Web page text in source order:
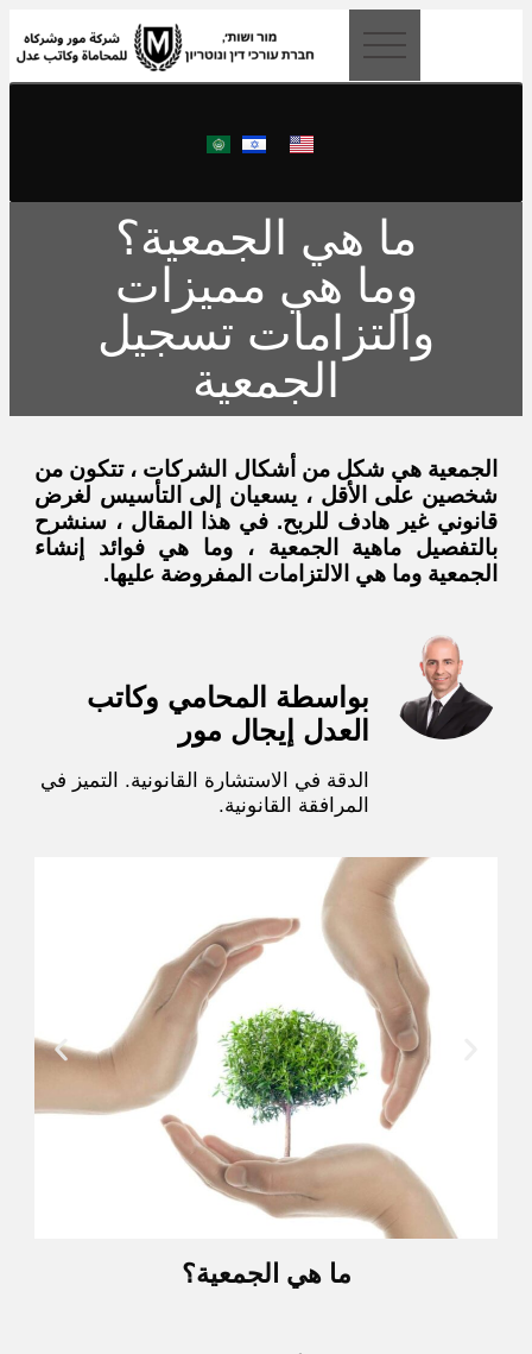
ما هي الجمعية؟
وما هي مميزات
والتزامات تسجيل
الجمعية
الجمعية هي شكل من أشكال الشركات ، تتكون من
شخصين على الأقل ، يسعيان إلى التأسيس لغرض
قانوني غير هادف للربح. في هذا المقال ، سنشرح
بالتفصيل ماهية الجمعية ، وما هي فوائد إنشاء
الجمعية وما هي الالتزامات المفروضة عليها.
بواسطة المحامي وكاتب
العدل إيجال مور
الدقة في الاستشارة القانونية. التميز في
المرافقة القانونية.
ما هي الجمعية؟